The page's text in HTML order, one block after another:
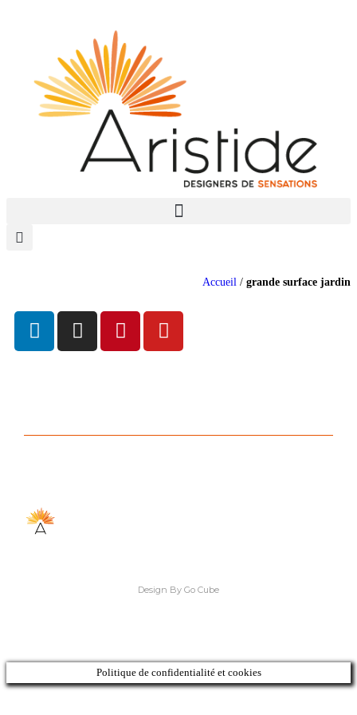
Accueil / grande surface jardin
Design By Go Cube
Politique de confidentialité et cookies